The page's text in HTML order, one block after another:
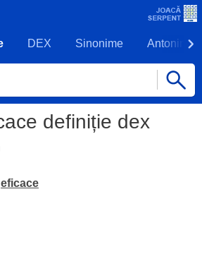
DEX Sinonime Antonime
definiție dex
eficace